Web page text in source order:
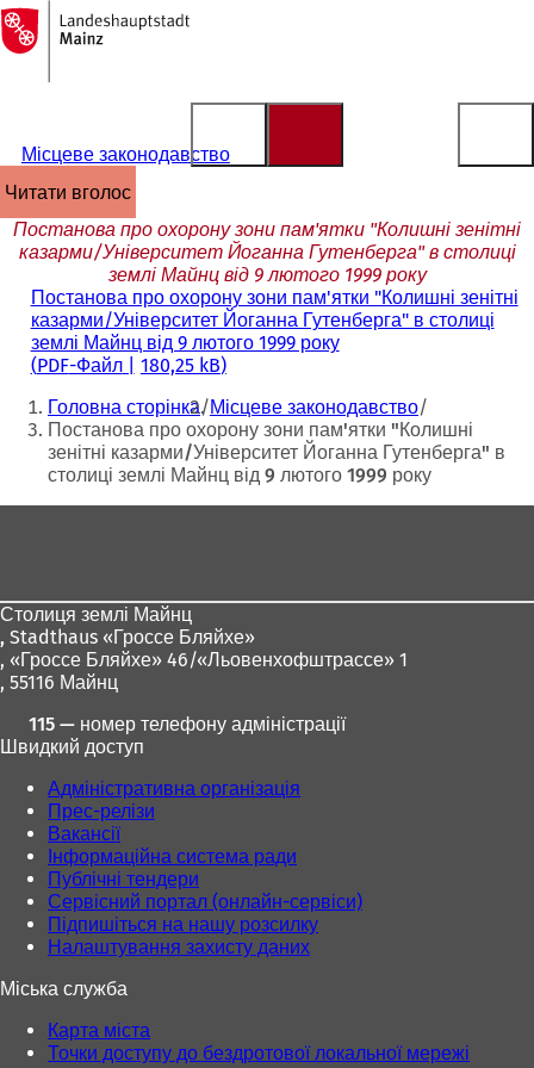
Перейти до змісту
На
головну
сторінку
Місцеве законодавство
читати вголос
Постанова про охорону зони пам'ятки "Колишні зенітні
казарми/Університет Йоганна Гутенберга" в столиці
землі Майнц від 9 лютого 1999 року
Постанова про охорону зони пам'ятки "Колишні зенітні
казарми/Університет Йоганна Гутенберга" в столиці
землі Майнц від 9 лютого 1999 року
PDF-Файл 180,25 kB
Ти
тут:
Головна сторінка Місцеве законодавство
Постанова про охорону зони пам'ятки "Колишні
зенітні казарми/Університет Йоганна Гутенберга" в
столиці землі Майнц від 9 лютого 1999 року
Столиця землі Майнц
, Stadthaus «Гроссе Бляйхе»
, «Гроссе Бляйхе» 46/«Льовенхофштрассе» 1
, 55116 Майнц
115 — номер телефону адміністрації
Швидкий доступ
Адміністративна організація
Прес-релізи
Вакансії
Інформаційна система ради
Публічні тендери
Сервісний портал (онлайн-сервіси)
Підпишіться на нашу розсилку
Налаштування захисту даних
Міська служба
Карта міста
Точки доступу до бездротової локальної мережі